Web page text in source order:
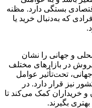
بستگی دارد. مظنه
که به‌دنبال خرید یا
و جهانی را نشان
در بازارهای مختلف
تحت‌تأثیر عوامل
نیز قرار دارد. در
و خریداران کمک می‌کند تا
بگیرند.